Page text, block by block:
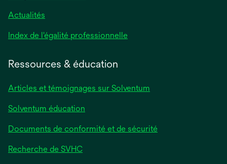
Actualités
Index de l'égalité professionnelles’ouvre
onglet
Ressources & éducation
Articles et témoignages sur Solventum
Solventum éducation
Documents de conformité et de sécurité
Recherche de SVHC